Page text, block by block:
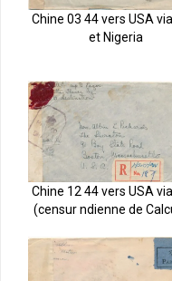
Chine 03 44 vers USA
et Nigeria
Chine 12 44 vers USA
(censur ndienne de